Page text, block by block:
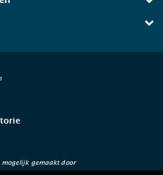
mogelijk gemaakt door